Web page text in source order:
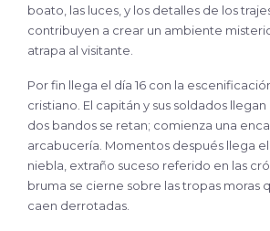
boato, las luces, y los detalles de los
contribuyen a crear un ambiente
atrapa al visitante.
Por fin llega el día 16 con la
cristiano. El capitán y sus soldados
dos bandos se retan; comienza una
arcabucería. Momentos después llega
niebla, extraño suceso referido en las
bruma se cierne sobre las tropas moras
caen derrotadas.